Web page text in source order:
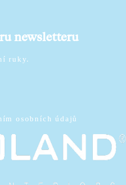
newsletteru
ruky.
osobních údajů